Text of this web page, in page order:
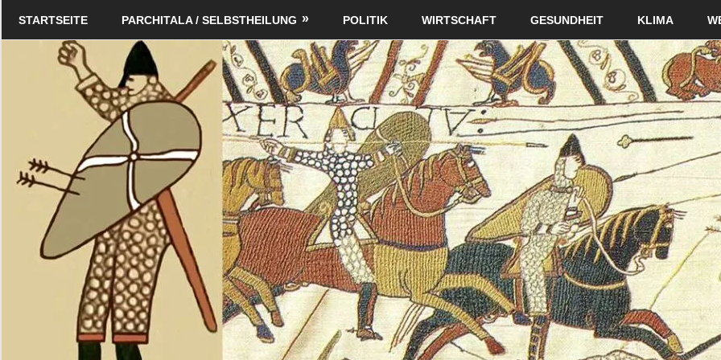
Schildverlag
STARTSEITE PARCHITALA / SELBSTHEILUNG POLITIK WIRTSCHAFT GESUNDHEIT KLIMA